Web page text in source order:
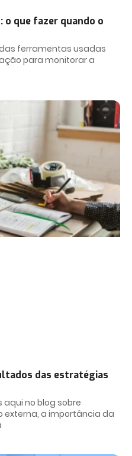
o que fazer quando o
ferramentas usadas
para monitorar a
das estratégias
no blog sobre
a importância da